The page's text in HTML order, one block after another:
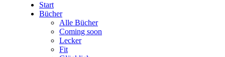
Start
Bücher
Alle Bücher
Coming soon
Lecker
Fit